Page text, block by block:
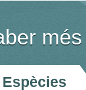
Espècies